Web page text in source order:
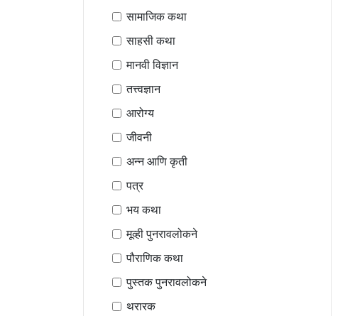
सामाजिक कथा
साहसी कथा
मानवी विज्ञान
तत्त्वज्ञान
आरोग्य
जीवनी
अन्न आणि कृती
पत्र
भय कथा
मूव्ही पुनरावलोकने
पौराणिक कथा
पुस्तक पुनरावलोकने
थरारक